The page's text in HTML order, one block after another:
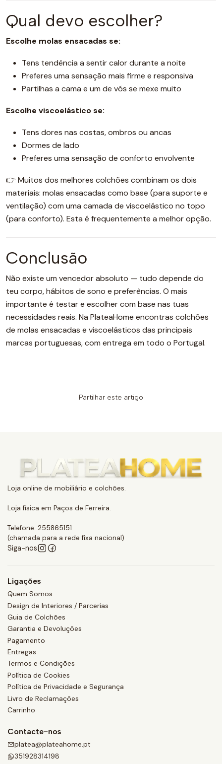
Qual devo escolher?
Escolhe molas ensacadas se:
Tens tendência a sentir calor durante a noite
Preferes uma sensação mais firme e responsiva
Partilhas a cama e um de vós se mexe muito
Escolhe viscoelástico se:
Tens dores nas costas, ombros ou ancas
Dormes de lado
Preferes uma sensação de conforto envolvente
👉 Muitos dos melhores colchões combinam os dois
materiais: molas ensacadas como base (para suporte e
ventilação) com uma camada de viscoelástico no topo
(para conforto). Esta é frequentemente a melhor opção.
Conclusão
Não existe um vencedor absoluto — tudo depende do
teu corpo, hábitos de sono e preferências. O mais
importante é testar e escolher com base nas tuas
necessidades reais. Na PlateaHome encontras colchões
de molas ensacadas e viscoelásticos das principais
marcas portuguesas, com entrega em todo o Portugal.
Partilhar este artigo
Loja online de mobiliário e colchões.
Loja física em Paços de Ferreira.
Telefone: 255865151
(chamada para a rede fixa nacional)
Siga-nos
Ligações
Quem Somos
Design de Interiores / Parcerias
Guia de Colchões
Garantia e Devoluções
Pagamento
Entregas
Termos e Condições
Política de Cookies
Política de Privacidade e Segurança
Livro de Reclamações
Carrinho
Contacte-nos
platea@plateahome.pt
351928314198